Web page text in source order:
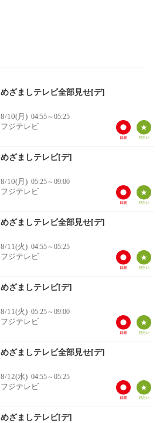
めざましテレビ全部見せ[デ]
8/10(月) 04:55～05:25
フジテレビ
めざましテレビ[デ]
8/10(月) 05:25～09:00
フジテレビ
めざましテレビ全部見せ[デ]
8/11(火) 04:55～05:25
フジテレビ
めざましテレビ[デ]
8/11(火) 05:25～09:00
フジテレビ
めざましテレビ全部見せ[デ]
8/12(水) 04:55～05:25
フジテレビ
めざましテレビ[デ]